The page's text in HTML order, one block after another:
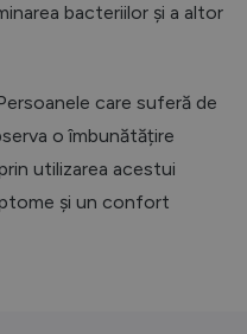
bacteriilor și a altor
care suferă de
o îmbunătățire
utilizarea acestui
și un confort